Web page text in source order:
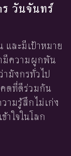
วันจันทร์
และมีเป้าหมาย
ามีความผูกพัน
มังกรทั่วไป
คตที่ดีร่วมกัน
ามรู้สึกไม่เก่ง
าใจในโลก